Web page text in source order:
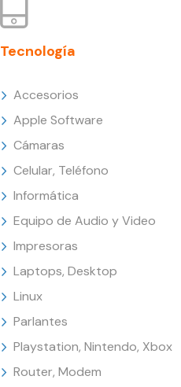
Tecnología
Accesorios
Apple Software
Cámaras
Celular, Teléfono
Informática
Equipo de Audio y Video
Impresoras
Laptops, Desktop
Linux
Parlantes
Playstation, Nintendo, Xbox
Router, Modem